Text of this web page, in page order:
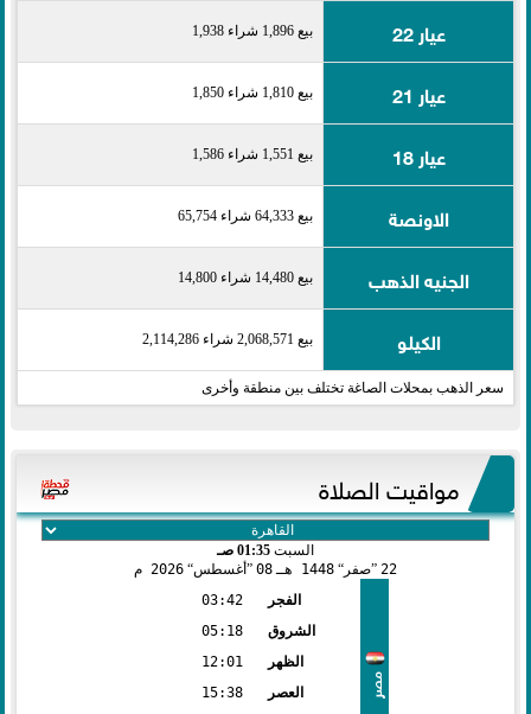
عيار 22 بيع 1,896 شراء 1,938
عيار 21 بيع 1,810 شراء 1,850
عيار 18 بيع 1,551 شراء 1,586
الاونصة بيع 64,333 شراء 65,754
الجنيه الذهب بيع 14,480 شراء 14,800
الكيلو بيع 2,068,571 شراء 2,114,286
سعر الذهب بمحلات الصاغة تختلف بين منطقة وأخرى
مواقيت الصلاة
السبت 01:35 صـ
22 صفر 1448 هـ 08 أغسطس 2026 م
مصر
الفجر
03:42
الشروق
05:18
الظهر
12:01
العصر
15:38